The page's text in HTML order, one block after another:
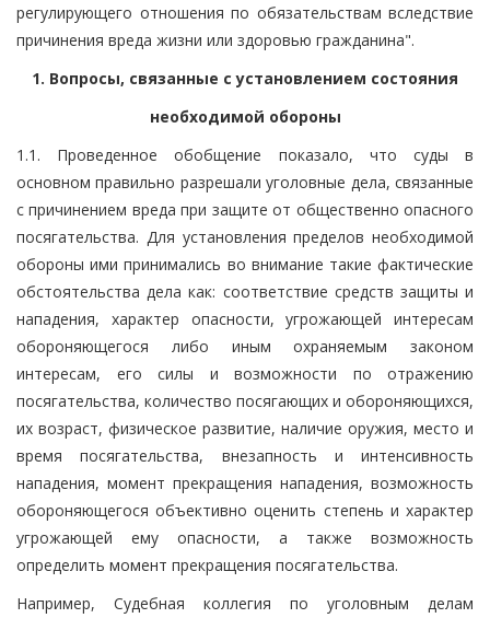
регулирующего отношения по обязательствам вследствие
причинения вреда жизни или здоровью гражданина".
1. Вопросы, связанные с установлением состояния
необходимой обороны
1.1. Проведенное обобщение показало, что суды в
основном правильно разрешали уголовные дела, связанные
с причинением вреда при защите от общественно опасного
посягательства. Для установления пределов необходимой
обороны ими принимались во внимание такие фактические
обстоятельства дела как: соответствие средств защиты и
нападения, характер опасности, угрожающей интересам
обороняющегося либо иным охраняемым законом
интересам, его силы и возможности по отражению
посягательства, количество посягающих и обороняющихся,
их возраст, физическое развитие, наличие оружия, место и
время посягательства, внезапность и интенсивность
нападения, момент прекращения нападения, возможность
обороняющегося объективно оценить степень и характер
угрожающей ему опасности, а также возможность
определить момент прекращения посягательства.
Например, Судебная коллегия по уголовным делам